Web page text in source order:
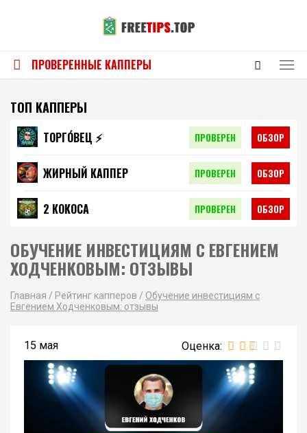
ПРОВЕРЕННЫЕ КАППЕРЫ
ТОП КАППЕРЫ
ТОРГО́ВЕЦ ⚡️ ПРОВЕРЕН ОБЗОР
ЖИРНЫЙ КАППЕР ПРОВЕРЕН ОБЗОР
2 КОКОСА ПРОВЕРЕН ОБЗОР
ОБУЧЕНИЕ ИНВЕСТИЦИЯМ С ЕВГЕНИЕМ
ХОДЧЕНКОВЫМ: ОТЗЫВЫ
Главная / Рейтинг капперов / Обучение инвестициям с
Евгением Ходченковым: отзывы
15 мая